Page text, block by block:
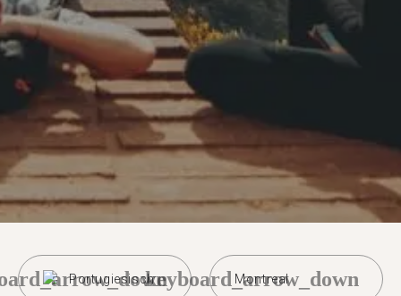
Portugiesisch Montreal
keyboard_arrow_down